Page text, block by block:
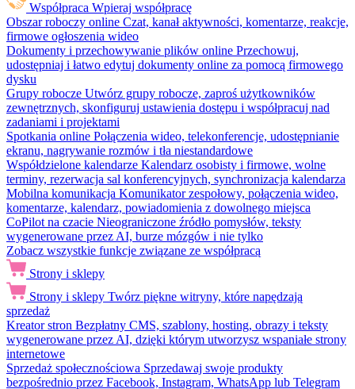
Współpraca Wpieraj współpracę
Obszar roboczy online Czat, kanał aktywności, komentarze, reakcje,
firmowe ogłoszenia wideo
Dokumenty i przechowywanie plików online Przechowuj,
udostępniaj i łatwo edytuj dokumenty online za pomocą firmowego
dysku
Grupy robocze Utwórz grupy robocze, zaproś użytkowników
zewnętrznych, skonfiguruj ustawienia dostępu i współpracuj nad
zadaniami i projektami
Spotkania online Połączenia wideo, telekonferencje, udostępnianie
ekranu, nagrywanie rozmów i tła niestandardowe
Współdzielone kalendarze Kalendarz osobisty i firmowe, wolne
terminy, rezerwacja sal konferencyjnych, synchronizacja kalendarza
Mobilna komunikacja Komunikator zespołowy, połączenia wideo,
komentarze, kalendarz, powiadomienia z dowolnego miejsca
CoPilot na czacie Nieograniczone źródło pomysłów, teksty
wygenerowane przez AI, burze mózgów i nie tylko
Zobacz wszystkie funkcje związane ze współpracą
Strony i sklepy
Strony i sklepy Twórz piękne witryny, które napędzają
sprzedaż
Kreator stron Bezpłatny CMS, szablony, hosting, obrazy i teksty
wygenerowane przez AI, dzięki którym utworzysz wspaniałe strony
internetowe
Sprzedaż społecznościowa Sprzedawaj swoje produkty
bezpośrednio przez Facebook, Instagram, WhatsApp lub Telegram